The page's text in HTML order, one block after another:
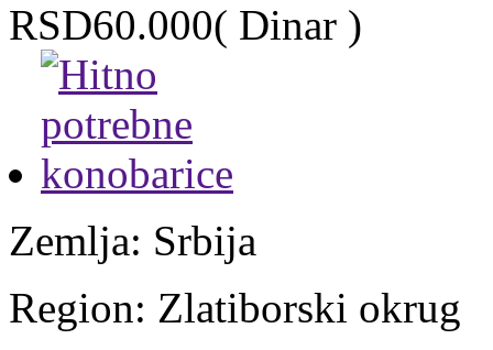
RSD60.000( Dinar )
Zemlja: Srbija
Region: Zlatiborski okrug